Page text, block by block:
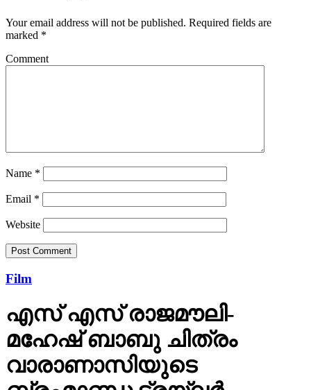
Your email address will not be published. Required fields are
marked *
Comment
Name *
Email *
Website
Film
എസ് എസ് രാജമൗലി-
മഹേഷ് ബാബു ചിത്രം
വാരാണാസിയുടെ